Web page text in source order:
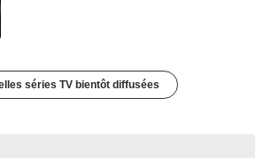
séries TV bientôt diffusées